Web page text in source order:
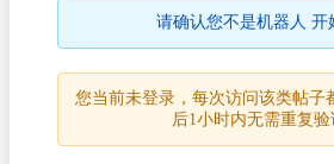
请确认您不是机器人 开
您当前未登录，每次访问该类帖子
后1小时内无需重复验